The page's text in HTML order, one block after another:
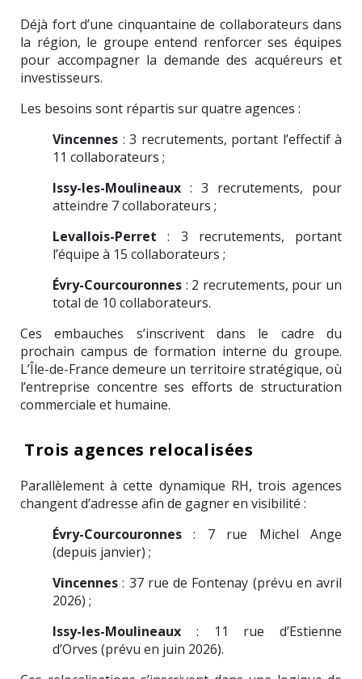
Déjà fort d’une cinquantaine de collaborateurs dans
la région, le groupe entend renforcer ses équipes
pour accompagner la demande des acquéreurs et
investisseurs.
Les besoins sont répartis sur quatre agences :
Vincennes : 3 recrutements, portant l’effectif à
11 collaborateurs ;
Issy-les-Moulineaux : 3 recrutements, pour
atteindre 7 collaborateurs ;
Levallois-Perret : 3 recrutements, portant
l’équipe à 15 collaborateurs ;
Évry-Courcouronnes : 2 recrutements, pour un
total de 10 collaborateurs.
Ces embauches s’inscrivent dans le cadre du
prochain campus de formation interne du groupe.
L’Île-de-France demeure un territoire stratégique, où
l’entreprise concentre ses efforts de structuration
commerciale et humaine.
Trois agences relocalisées
Parallèlement à cette dynamique RH, trois agences
changent d’adresse afin de gagner en visibilité :
Évry-Courcouronnes : 7 rue Michel Ange
(depuis janvier) ;
Vincennes : 37 rue de Fontenay (prévu en avril
2026) ;
Issy-les-Moulineaux : 11 rue d’Estienne
d’Orves (prévu en juin 2026).